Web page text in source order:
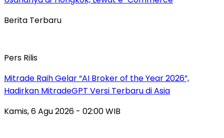
Berita Terbaru
Pers Rilis
Mitrade Raih Gelar “AI Broker of the Year 2026”,
Hadirkan MitradeGPT Versi Terbaru di Asia
Kamis, 6 Agu 2026 - 02:00 WIB